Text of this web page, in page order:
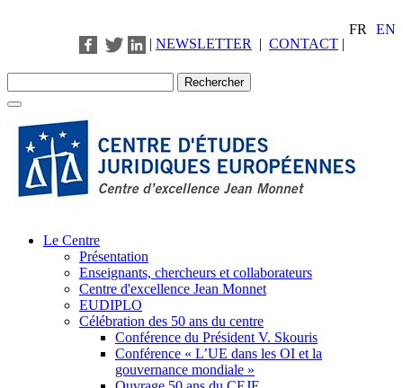
FR
EN
| NEWSLETTER | CONTACT |
Le Centre
Présentation
Enseignants, chercheurs et collaborateurs
Centre d'excellence Jean Monnet
EUDIPLO
Célébration des 50 ans du centre
Conférence du Président V. Skouris
Conférence « L’UE dans les OI et la
gouvernance mondiale »